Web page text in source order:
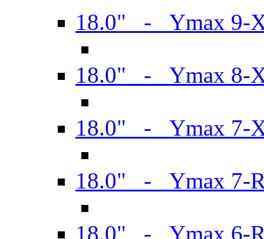
18.0" - Ymax 9-
18.0" - Ymax 8-
18.0" - Ymax 7-
18.0" - Ymax 7-
18.0" - Ymax 6-